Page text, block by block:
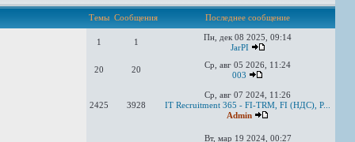
Темы Сообщения Последнее сообщение
1 1
Пн, дек 08 2025, 09:14
JarPI
20 20
Ср, авг 05 2026, 11:24
003
2425 3928
Ср, авг 07 2024, 11:26
IT Recruitment 365 - FI-TRM, FI (НДС), P...
Admin
Вт, мар 19 2024, 00:27